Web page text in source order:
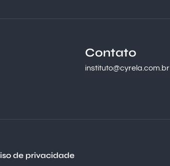
Contato
instituto@cyrela.com.br
de privacidade